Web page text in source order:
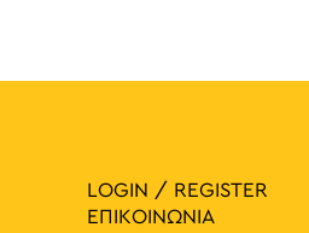
LOGIN / REGISTER
ΕΠΙΚΟΙΝΩΝΙΑ